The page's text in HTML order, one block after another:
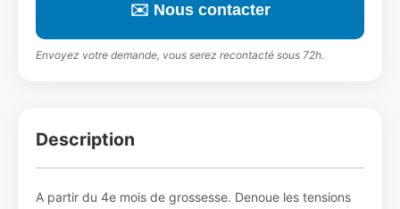
✉️ Nous contacter
Envoyez votre demande, vous serez recontacté sous 72h.
Description
A partir du 4e mois de grossesse. Denoue les tensions